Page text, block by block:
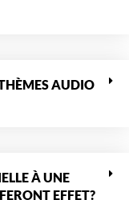
AUDIO
À UNE
EFFET?